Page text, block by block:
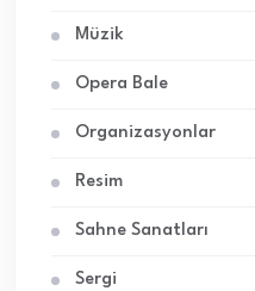
Müzik
Opera Bale
Organizasyonlar
Resim
Sahne Sanatları
Sergi